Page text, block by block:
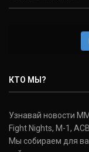
КТО МЫ?
Узнавай новости
Fight Nights, M-1,
Мы собираем для